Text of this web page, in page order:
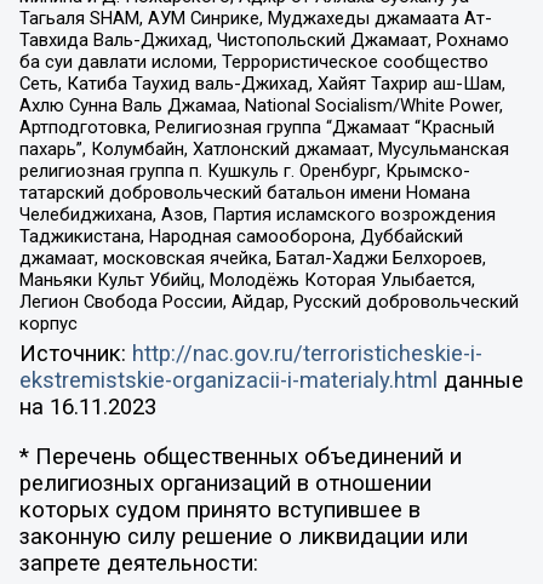
Тагьаля SHAM, АУМ Синрике, Муджахеды джамаата Ат-
Тавхида Валь-Джихад, Чистопольский Джамаат, Рохнамо
ба суи давлати исломи, Террористическое сообщество
Сеть, Катиба Таухид валь-Джихад, Хайят Тахрир аш-Шам,
Ахлю Сунна Валь Джамаа, National Socialism/White Power,
Артподготовка, Религиозная группа “Джамаат “Красный
пахарь”, Колумбайн, Хатлонский джамаат, Мусульманская
религиозная группа п. Кушкуль г. Оренбург, Крымско-
татарский добровольческий батальон имени Номана
Челебиджихана, Азов, Партия исламского возрождения
Таджикистана, Народная самооборона, Дуббайский
джамаат, московская ячейка, Батал-Хаджи Белхороев,
Маньяки Культ Убийц, Молодёжь Которая Улыбается,
Легион Свобода России, Айдар, Русский добровольческий
корпус
Источник: http://nac.gov.ru/terroristicheskie-i-
ekstremistskie-organizacii-i-materialy.html данные
на 16.11.2023
* Перечень общественных объединений и
религиозных организаций в отношении
которых судом принято вступившее в
законную силу решение о ликвидации или
запрете деятельности: